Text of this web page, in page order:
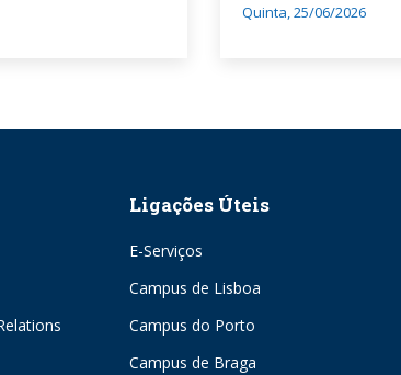
Quinta, 25/06/2026
Ligações Úteis
E-Serviços
Campus de Lisboa
Campus do Porto
Campus de Braga